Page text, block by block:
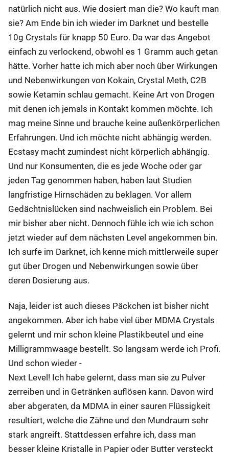
natürlich nicht aus. Wie dosiert man die? Wo kauft man
sie? Am Ende bin ich wieder im Darknet und bestelle
10g Crystals für knapp 50 Euro. Da war das Angebot
einfach zu verlockend, obwohl es 1 Gramm auch getan
hätte. Vorher hatte ich mich aber noch über Wirkungen
und Nebenwirkungen von Kokain, Crystal Meth, C2B
sowie Ketamin schlau gemacht. Keine Art von Drogen
mit denen ich jemals in Kontakt kommen möchte. Ich
mag meine Sinne und brauche keine außenkörperlichen
Erfahrungen. Und ich möchte nicht abhängig werden.
Ecstasy macht zumindest nicht körperlich abhängig.
Und nur Konsumenten, die es jede Woche oder gar
jeden Tag genommen haben, haben laut Studien
langfristige Hirnschäden zu beklagen. Vor allem
Gedächtnislücken sind nachweislich ein Problem. Bei
mir bisher aber nicht. Dennoch fühle ich wie ich schon
jetzt wieder auf dem nächsten Level angekommen bin.
Ich surfe im Darknet, ich kenne mich mittlerweile super
gut über Drogen und Nebenwirkungen sowie über
deren Dosierung aus.
Naja, leider ist auch dieses Päckchen ist bisher nicht
angekommen. Aber ich habe viel über MDMA Crystals
gelernt und mir schon kleine Plastikbeutel und eine
Milligrammwaage bestellt. So langsam werde ich Profi.
Und schon wieder -
Next Level! Ich habe gelernt, dass man sie zu Pulver
zerreiben und in Getränken auflösen kann. Davon wird
aber abgeraten, da MDMA in einer sauren Flüssigkeit
resultiert, welche die Zähne und den Mundraum sehr
stark angreift. Stattdessen erfahre ich, dass man
besser kleine Kristalle in Papier oder Butter versteckt